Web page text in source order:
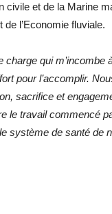
civile et de la Marine
l’Economie fluviale.
charge qui m’incombe
pour l’accomplir.
sacrifice et
le travail commencé
système de santé de